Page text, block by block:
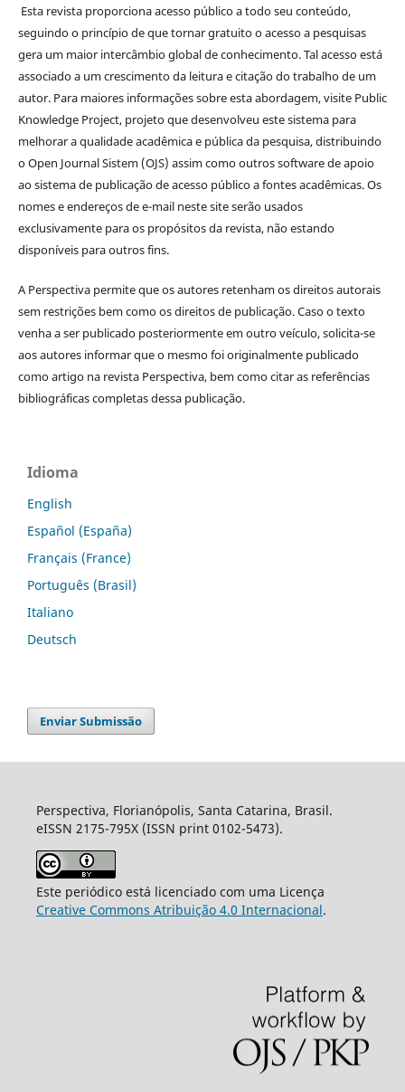
Esta revista proporciona acesso público a todo seu conteúdo,
seguindo o princípio de que tornar gratuito o acesso a pesquisas
gera um maior intercâmbio global de conhecimento. Tal acesso está
associado a um crescimento da leitura e citação do trabalho de um
autor. Para maiores informações sobre esta abordagem, visite Public
Knowledge Project, projeto que desenvolveu este sistema para
melhorar a qualidade acadêmica e pública da pesquisa, distribuindo
o Open Journal Sistem (OJS) assim como outros software de apoio
ao sistema de publicação de acesso público a fontes acadêmicas. Os
nomes e endereços de e-mail neste site serão usados
exclusivamente para os propósitos da revista, não estando
disponíveis para outros fins.
A Perspectiva permite que os autores retenham os direitos autorais
sem restrições bem como os direitos de publicação. Caso o texto
venha a ser publicado posteriormente em outro veículo, solicita-se
aos autores informar que o mesmo foi originalmente publicado
como artigo na revista Perspectiva, bem como citar as referências
bibliográficas completas dessa publicação.
Idioma
English
Español (España)
Français (France)
Português (Brasil)
Italiano
Deutsch
Enviar Submissão
Perspectiva, Florianópolis, Santa Catarina, Brasil.
eISSN 2175-795X (ISSN print 0102-5473).
Este periódico está licenciado com uma Licença
Creative Commons Atribuição 4.0 Internacional.